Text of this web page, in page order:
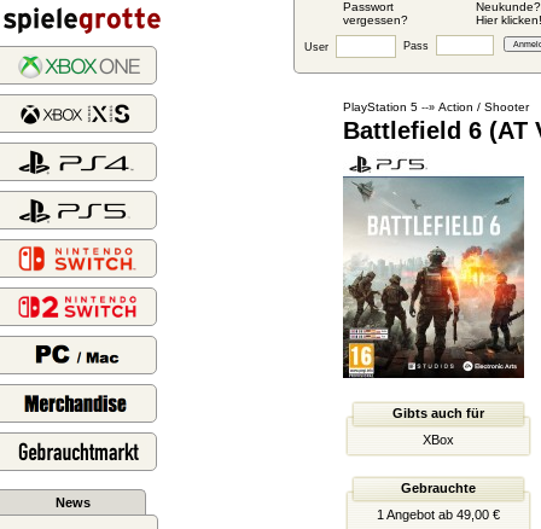
Passwort
vergessen?
Neukunde?
Hier klicken!
User Pass
News
PlayStation 5 --» Action / Shooter
Battlefield 6 (AT
Gibts auch für
XBox
Gebrauchte
1 Angebot ab 49,00 €